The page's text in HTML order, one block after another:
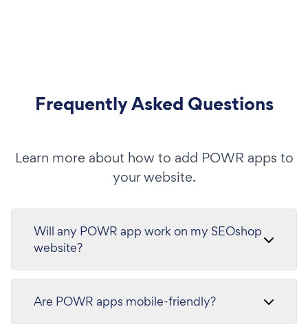
Frequently Asked Questions
Learn more about how to add POWR apps to
your website.
Will any POWR app work on my SEOshop
website?
Are POWR apps mobile-friendly?